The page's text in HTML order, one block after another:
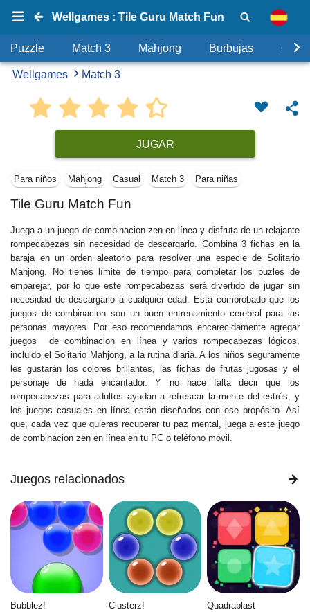
Wellgames : Tile Guru Match Fun
Puzzle Match 3 Mahjong Burbujas
Wellgames Match 3
JUGAR
Para niños Mahjong Casual Match 3 Para niñas
Tile Guru Match Fun
Juega a un juego de combinacion zen en línea y disfruta de un relajante
rompecabezas sin necesidad de descargarlo. Combina 3 fichas en la
baraja en un orden aleatorio para resolver una especie de Solitario
Mahjong. No tienes límite de tiempo para completar los puzles de
emparejar, por lo que este rompecabezas será divertido de jugar sin
necesidad de descargarlo a cualquier edad. Está comprobado que los
juegos de combinacion son un buen entrenamiento cerebral para las
personas mayores. Por eso recomendamos encarecidamente agregar
juegos de combinacion en línea y varios rompecabezas lógicos,
incluido el Solitario Mahjong, a la rutina diaria. A los niños seguramente
les gustarán los colores brillantes, las fichas de frutas jugosas y el
personaje de hada encantador. Y no hace falta decir que los
rompecabezas para adultos ayudan a refrescar la mente del estrés, y
los juegos casuales en línea están diseñados con ese propósito. Así
que, cada vez que quieras recuperar tu paz mental, juega a este juego
de combinacion zen en línea en tu PC o teléfono móvil.
Juegos relacionados
Bubblez! Clusterz! Quadrablast